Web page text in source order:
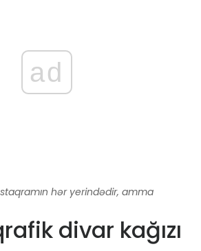
ad
hər yerindədir, amma
divar kağızı